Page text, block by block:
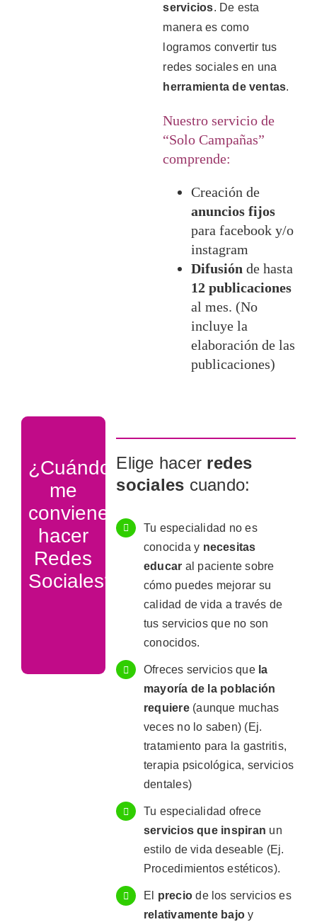
servicios. De esta
manera es como
logramos convertir tus
redes sociales en una
herramienta de ventas.
Nuestro servicio de
“Solo Campañas”
comprende:
Creación de
anuncios fijos
para facebook y/o
instagram
Difusión de hasta
12 publicaciones
al mes. (No
incluye la
elaboración de las
publicaciones)
¿Cuándo
me
conviene
hacer
Redes
Sociales?
Elige hacer redes
sociales cuando:
Tu especialidad no es
conocida y necesitas
educar al paciente sobre
cómo puedes mejorar su
calidad de vida a través de
tus servicios que no son
conocidos.
Ofreces servicios quela
mayoría de la población
requiere(aunque muchas
veces no lo saben) (Ej.
tratamiento para la gastritis,
terapia psicológica, servicios
dentales)
Tu especialidad ofrece
servicios que inspiran un
estilo de vida deseable (Ej.
Procedimientos estéticos).
El precio de los servicios es
relativamente bajo y